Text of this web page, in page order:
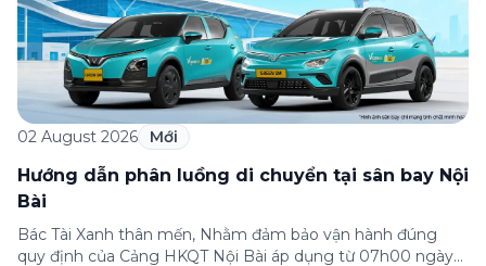
02 August 2026 Mới
Hướng dẫn phân luồng di chuyển tại sân bay Nội
Bài
Bác Tài Xanh thân mến, Nhằm đảm bảo vận hành đúng
quy định của Cảng HKQT Nội Bài áp dụng từ 07h00 ngày